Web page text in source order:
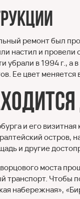
ремонт был
настил и провели
убрали в 1994 г., а
Ее цвет
и его
остров,
и другие
моста
транспорт. Чтобы
набережная»,